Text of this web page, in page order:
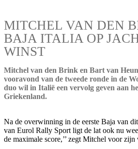
MITCHEL VAN DEN
BAJA ITALIA OP
WINST
Mitchel van den Brink en Bart van
vooravond van de tweede ronde in de
duo wil in Italië een vervolg geven aan
Griekenland.
Na de overwinning in de eerste Baja van
van Eurol Rally Sport ligt de lat ook nu
de maximale score,’’ zegt Mitchel voor